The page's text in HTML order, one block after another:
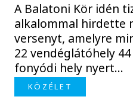
A Balatoni Kör idén
alkalommal hirdette
versenyt, amelyre
22 vendéglátóhely
fonyódi hely nyert...
KÖZÉLET